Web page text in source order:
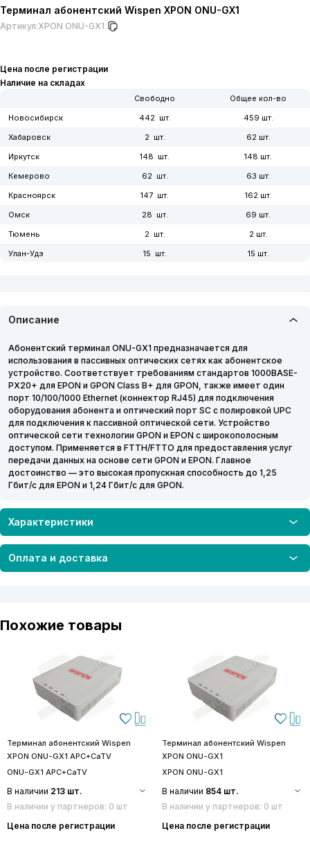
Терминал абонентский Wispen XPON ONU-GX1
Артикул:XPON ONU-GX1
Цена после регистрации
Наличие на складах
Свободно
Общее кол-во
Новосибирск
442
459
Хабаровск
2
62
Иркутск
148
148
Кемерово
62
63
Красноярск
147
162
Омск
28
69
Тюмень
2
2
Улан-Удэ
15
15
Описание
Абонентский терминал ONU-GX1 предназначается для
использования в пассивных оптических сетях как абонентское
устройство. Соответствует требованиям стандартов 1000BASE-
PX20+ для EPON и GPON Class B+ для GPON, также имеет один
порт 10/100/1000 Ethernet (коннектор RJ45) для подключения
оборудования абонента и оптический порт SC с полировкой UPC
для подключения к пассивной оптической сети. Устройство
оптической сети технологии GPON и EPON с широкополосным
доступом. Применяется в FTTH/FTTO для предоставления услуг
передачи данных на основе сети GPON и EPON. Главное
достоинство — это высокая пропускная способность до 1,25
Гбит/с для EPON и 1,24 Гбит/с для GPON.
Характеристики
Оплата и доставка
Похожие товары
Терминал абонентский Wispen
XPON ONU-GX1 APC+CaTV
ONU-GX1 APC+CaTV
В наличии 213 шт.
В наличии у партнеров: 0 шт
Цена после регистрации
Терминал абонентский Wispen
XPON ONU-GX1
XPON ONU-GX1
В наличии 854 шт.
В наличии у партнеров: 0 шт
Цена после регистрации